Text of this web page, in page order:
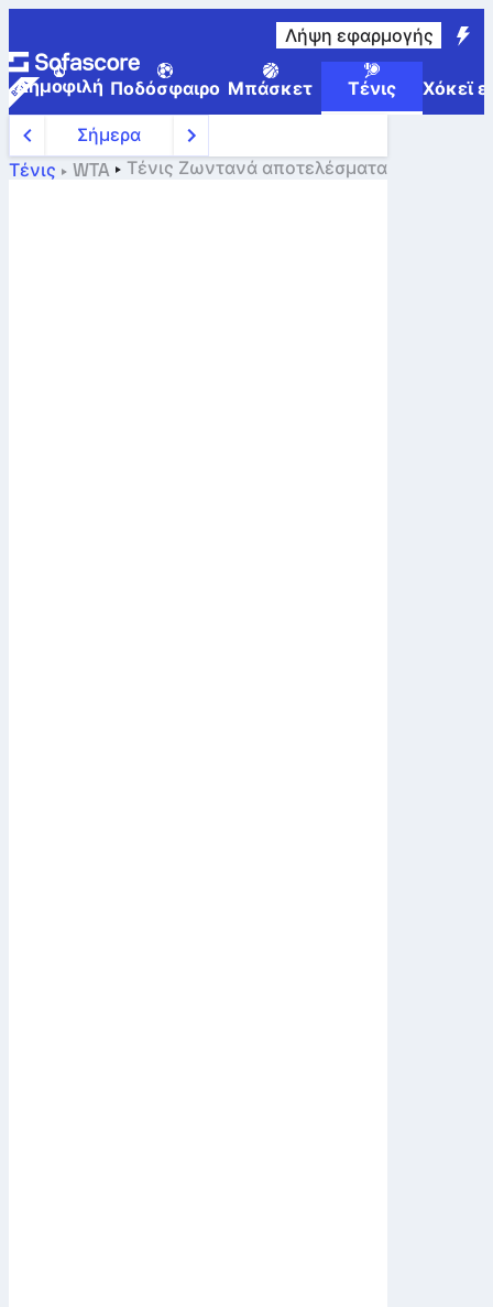
Λήψη εφαρμογής
Δημοφιλή Ποδόσφαιρο Μπάσκετ Τένις Χόκεϊ
Σήμερα
Τένις
WTA Τένις Ζωντανά αποτελέσματα